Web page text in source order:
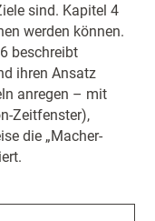
sind. Kapitel 4
werden können.
beschreibt
ihren Ansatz
anregen – mit
Zeitfenster),
die „Macher-